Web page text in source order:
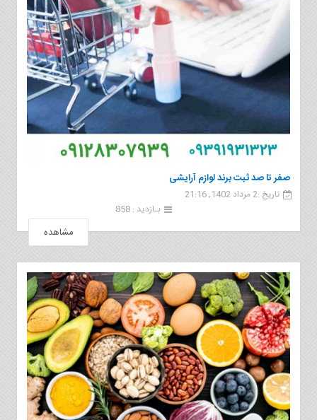
صفر تا صد ثبت برند لوازم آرایشی
تاریخ :2 مرداد 1402, 21:16
بـازدید : 858
مشاهده